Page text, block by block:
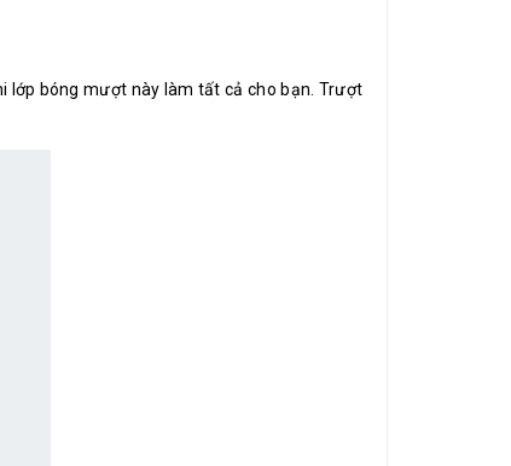
lớp bóng mượt này làm tất cả cho bạn. Trượt